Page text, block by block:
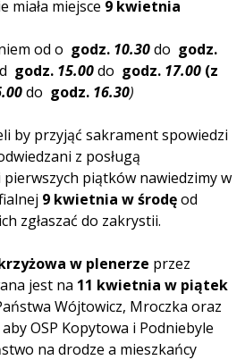
miała miejsce 9 kwietnia
od o godz. 10.30do godz.
godz. 15.00do godz. 17.00 (z
do godz. 16.30)
by przyjąć sakrament spowiedzi
z posługą
piątków nawiedzimy w
9 kwietnia w środęod
zgłaszać do zakrystii.
w plenerze przez
jest na 11 kwietnia w piątek
Wójtowicz, Mroczka oraz
OSP Kopytowa i Podniebyle
na drodze a mieszkańcy